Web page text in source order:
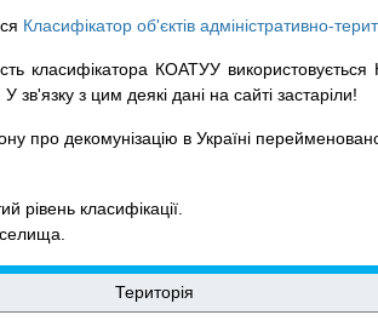
Класифікатор об'єктів адміністративно-
класифікатора КОАТУУ
зв'язку з цим деякі дані на сайті застаріли!
про декомунізацію в Україні
рівень класифікації.
Територія